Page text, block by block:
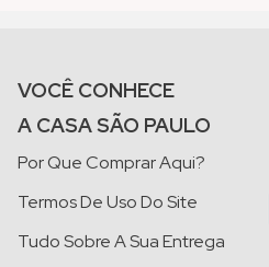
VOCÊ CONHECE
A CASA SÃO PAULO
Por Que Comprar Aqui?
Termos De Uso Do Site
Tudo Sobre A Sua Entrega